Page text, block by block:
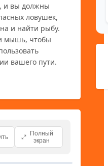
и вы должны
ловушек,
и найти рыбу.
мышь, чтобы
вашего пути.
Полный
экран